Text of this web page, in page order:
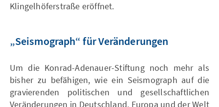
Klingelhöferstraße eröffnet.
„Seismograph“ für Veränderungen
Um die Konrad-Adenauer-Stiftung noch mehr als
bisher zu befähigen, wie ein Seismograph auf die
gravierenden politischen und gesellschaftlichen
Veränderungen in Deutschland, Europa und der Welt